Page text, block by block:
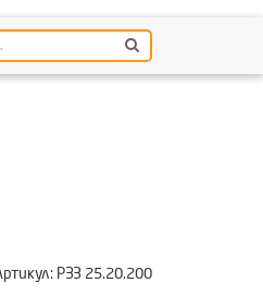
РЗЗ 25.20.200